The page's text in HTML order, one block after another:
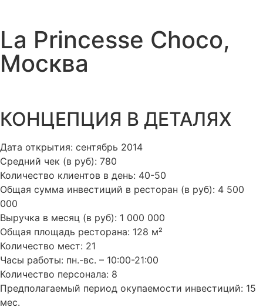
La Princesse Choco,
Москва
КОНЦЕПЦИЯ В ДЕТАЛЯХ​
Дата открытия: сентябрь 2014
Средний чек (в руб): 780
Количество клиентов в день: 40-50
Общая сумма инвестиций в ресторан (в руб): 4 500
000
Выручка в месяц (в руб): 1 000 000
Общая площадь ресторана: 128 м²
Количество мест: 21
Часы работы: пн.-вс. – 10:00-21:00
Количество персонала: 8
Предполагаемый период окупаемости инвестиций: 15
мес.